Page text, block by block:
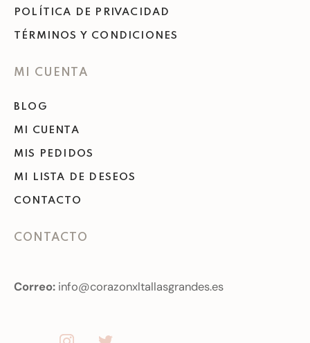
POLÍTICA DE PRIVACIDAD
TÉRMINOS Y CONDICIONES
MI CUENTA
BLOG
MI CUENTA
MIS PEDIDOS
MI LISTA DE DESEOS
CONTACTO
CONTACTO
Correo: info@corazonxltallasgrandes.es